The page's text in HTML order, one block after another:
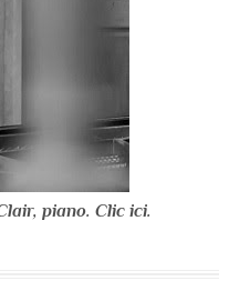
piano. Clic ici.